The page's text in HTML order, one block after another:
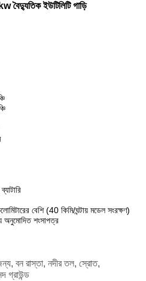
বৈদ্যুতিক ইউটিলিটি গাড়ি
বেশি (40 কিমি/ঘন্টায় মডেল সংরক্ষণ)
অনুমোদিত শংসাপত্র
বন রাস্তা, নদীর তল, স্রোত,
গ্রাউন্ড